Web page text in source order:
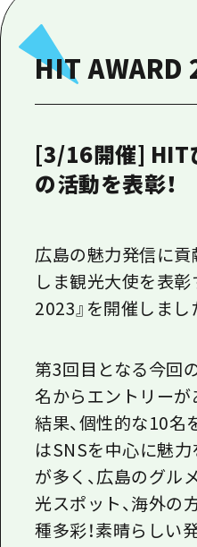
癒し
日帰り
1泊2日
2泊3日
広島おも
広島県を訪
ユニバー
ガイドブ
広島県の魅
メディア
フォトダ
関連リンク
HIT AWARD
[3/16開催] HIT
の活動を表彰！
広島の魅力発信に貢
しま観光大使を表彰
2023』を開催しまし
第3回目となる今回
名からエントリーが
結果、個性的な10名
はSNSを中心に魅
が多く、広島のグル
光スポット、海外の
種多彩！素晴らしい